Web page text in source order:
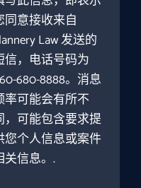
同意接收来自
Law 发送的
信，电话号码为
680-8888。消息
率可能会有所不
，可能包含要求提
您个人信息或案件
关信息。.